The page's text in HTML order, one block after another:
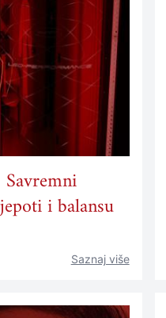
i balansu
Saznaj više